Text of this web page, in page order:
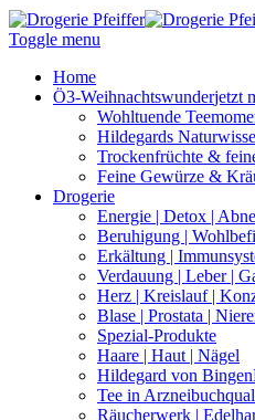
Toggle menu
Home
Ö3-Weihnachtswunderjetzt
Wohltuende
Hildegards
Trockenfrüchte &
Feine Gewürze &
Drogerie
Energie | Detox |
Beruhigung |
Erkältung |
Verdauung | Leber |
Herz | Kreislauf |
Blase | Prostata |
Spezial-Produkte
Haare | Haut | Nägel
Hildegard von Bingen
Tee in
Räucherwerk |